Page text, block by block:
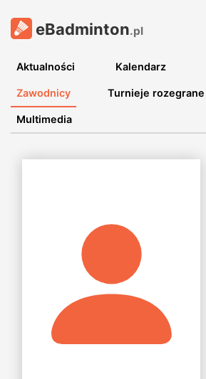
eBadminton.pl
Aktualności Kalendarz
Zawodnicy Turnieje rozegrane
Multimedia